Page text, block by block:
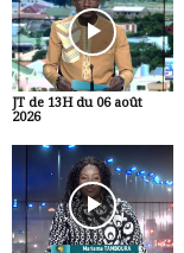
JT de 13H du 06 août
2026